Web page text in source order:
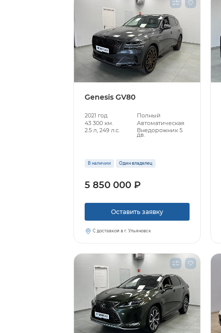
Genesis GV80
2021 год
Полный
43 300 км.
Автоматическая
2.5 л, 249 л.с.
Внедорожник 5
дв.
В наличии Один владелец
5 850 000 ₽
Оставить заявку
С доставкой в г. Ульяновск